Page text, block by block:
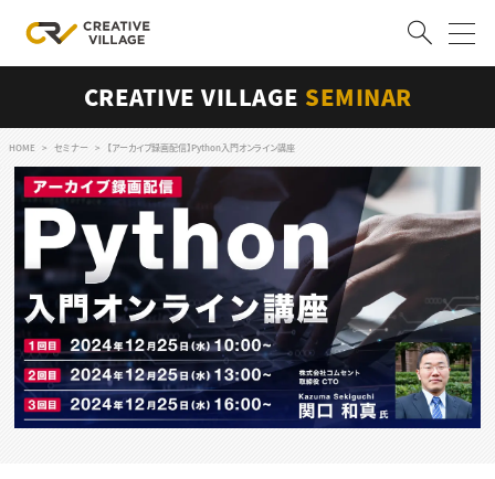
ログイン
RECRUIT
クリエイター求人を探す
CREATIVE JOB求人検索
特集求人
採用説明会
転職支援サービス
CONTENTS
スキルアップしたい！
CREATIVE VILLAGE SEMINAR
HOME セミナー 【アーカイブ録画配信】Python入門オンライン講座